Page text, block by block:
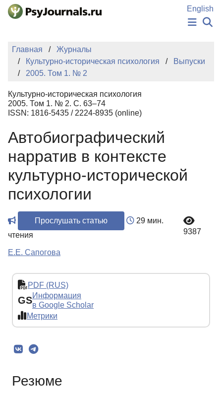
Перейти к основному содержанию
English
НОВОСТИ
КЛЮЧЕВЫЕ СЛОВА
Регистрация
Главная
Журналы
Культурно-историческая психология
Выпуски
2005. Том 1. № 2
Культурно-историческая психология
2005. Том 1. № 2. С. 63–74
ISSN: 1816-5435 / 2224-8935 (online)
Автобиографический
нарратив в контексте
культурно-исторической
психологии
Прослушать статью
29 мин.
чтения
9387
Е.Е. Сапогова
PDF (RUS)
GSИнформация
в Google Scholar
Метрики
Резюме